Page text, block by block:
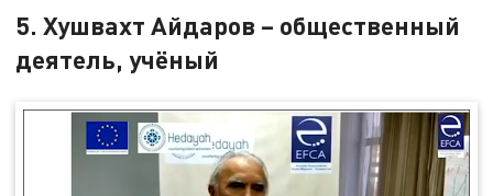
5. Хушвахт Айдаров – общественный
деятель, учёный